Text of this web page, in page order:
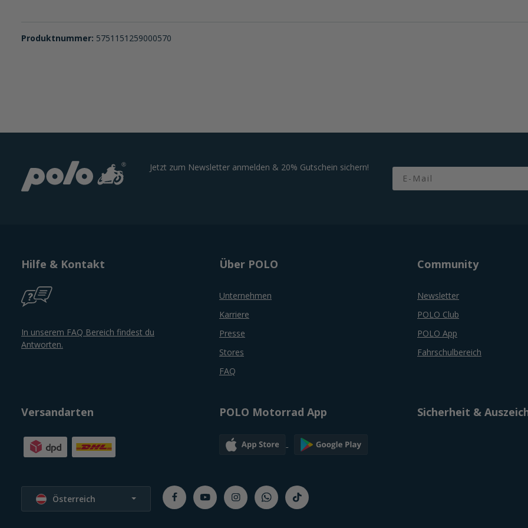
Produktnummer: 5751151259000570
Jetzt zum Newsletter anmelden & 20% Gutschein sichern! Email
Hilfe & Kontakt
In unserem FAQ Bereich findest du
Antworten.
Über POLO
Unternehmen
Karriere
Presse
Stores
FAQ
Community
Newsletter
POLO Club
POLO App
Fahrschulbereich
Versandarten POLO Motorrad App Sicherheit &
Sprache wählen
Österreich